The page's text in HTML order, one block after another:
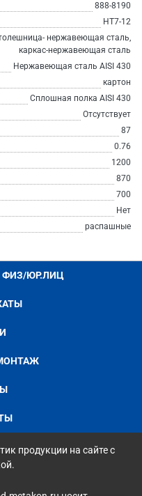
888-8190
HT7-12
нержавеющая сталь,
каркас-нержавеющая сталь
Нержавеющая сталь AISI 430
картон
Сплошная полка AISI 430
Отсутствует
87
0.76
1200
870
700
Нет
распашные
ФИЗ/ЮР.ЛИЦ
продукции на сайте с